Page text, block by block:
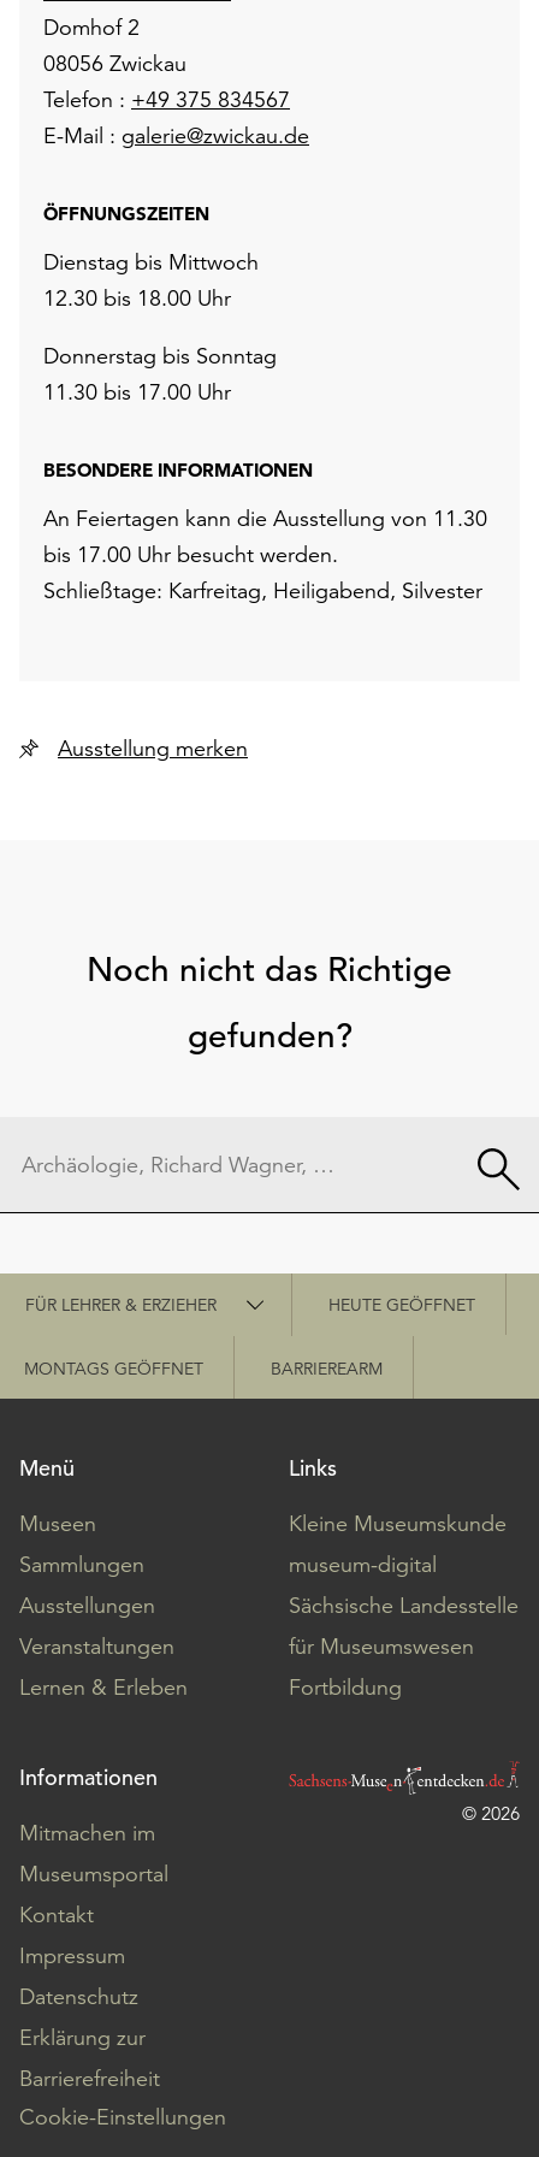
unserer
Datenschutzerklärung
oder
dem
Impressum
Domhof 2
08056 Zwickau
Telefon : +49 375 834567
E-Mail : galerie@zwickau.de
ÖFFNUNGSZEITEN
Dienstag bis Mittwoch
12.30 bis 18.00 Uhr
Donnerstag bis Sonntag
11.30 bis 17.00 Uhr
BESONDERE INFORMATIONEN
An Feiertagen kann die Ausstellung von 11.30
bis 17.00 Uhr besucht werden.
Schließtage: Karfreitag, Heiligabend, Silvester
Ausstellung merken
Noch nicht das Richtige
gefunden?
Schnellzugriff
FÜR LEHRER & ERZIEHER HEUTE GEÖFFNET
MONTAGS GEÖFFNET BARRIEREARM
Menü
Museen
Sammlungen
Ausstellungen
Veranstaltungen
Lernen & Erleben
Links
Kleine Museumskunde
museum-digital
Sächsische Landesstelle
für Museumswesen
Fortbildung
Informationen
Mitmachen im
Museumsportal
Kontakt
Impressum
Datenschutz
Erklärung zur
Barrierefreiheit
Cookie-Einstellungen
© 2026